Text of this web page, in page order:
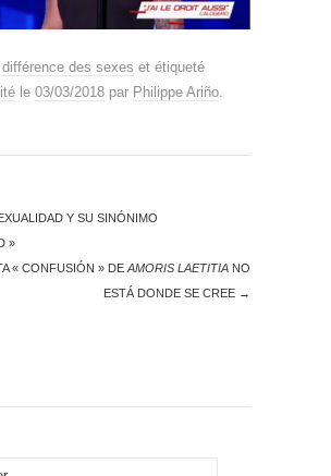
différence des sexes et étiqueté
le 03/03/2018 par Philippe Ariño
Y SU SINÓNIMO
»
« CONFUSIÓN » DE AMORIS LAETITIA NO
ESTÁ DONDE SE CREE →